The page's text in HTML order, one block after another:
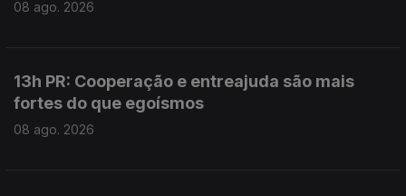
08 ago. 2026
13h PR: Cooperação e entreajuda são mais
fortes do que egoísmos
08 ago. 2026